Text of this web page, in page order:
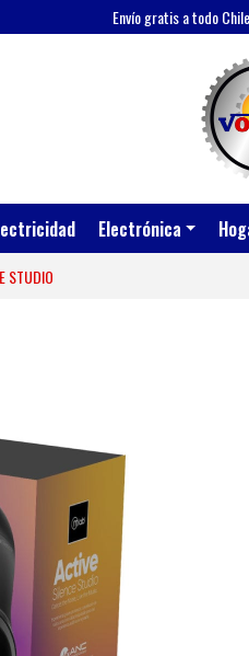
Envío gratis a todo
Electrónica
STUDIO